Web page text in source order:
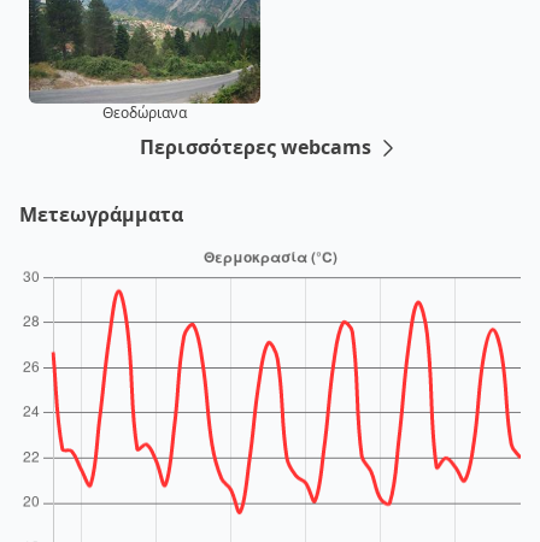
Θεοδώριανα
Περισσότερες webcams
Μετεωγράμματα